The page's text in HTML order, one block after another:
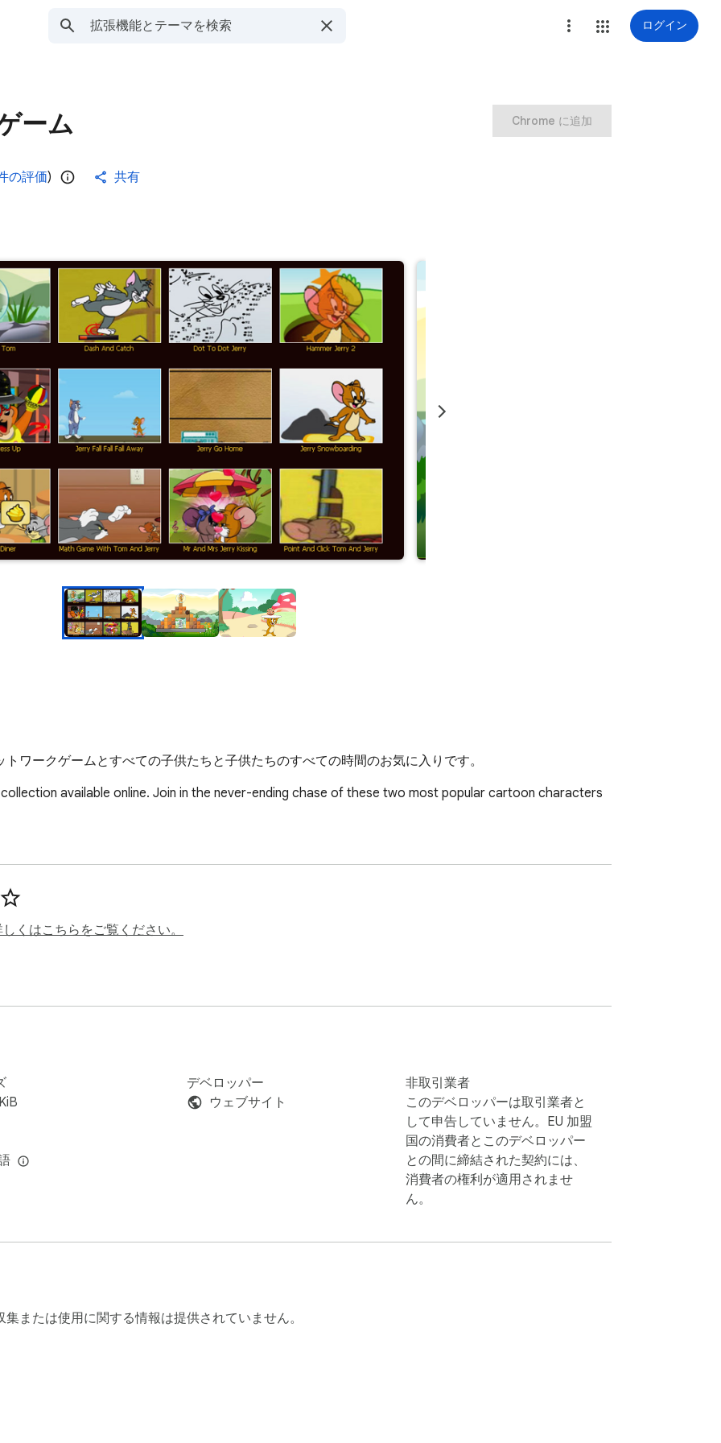
ログイン
ーム
の評価) 共有
Chrome に追加
ワークゲームとすべての子供たちと子供たちのすべての時間のお気に入りです。
available online. Join in the never-ending chase of these two most popular cartoon characters
くはこちらをご覧ください。
デベロッパー
ウェブサイト
非取引業者
このデベロッパーは取引業者と
して申告していません。EU 加盟
国の消費者とこのデベロッパー
との間に締結された契約には、
消費者の権利が適用されませ
ん。
または使用に関する情報は提供されていません。